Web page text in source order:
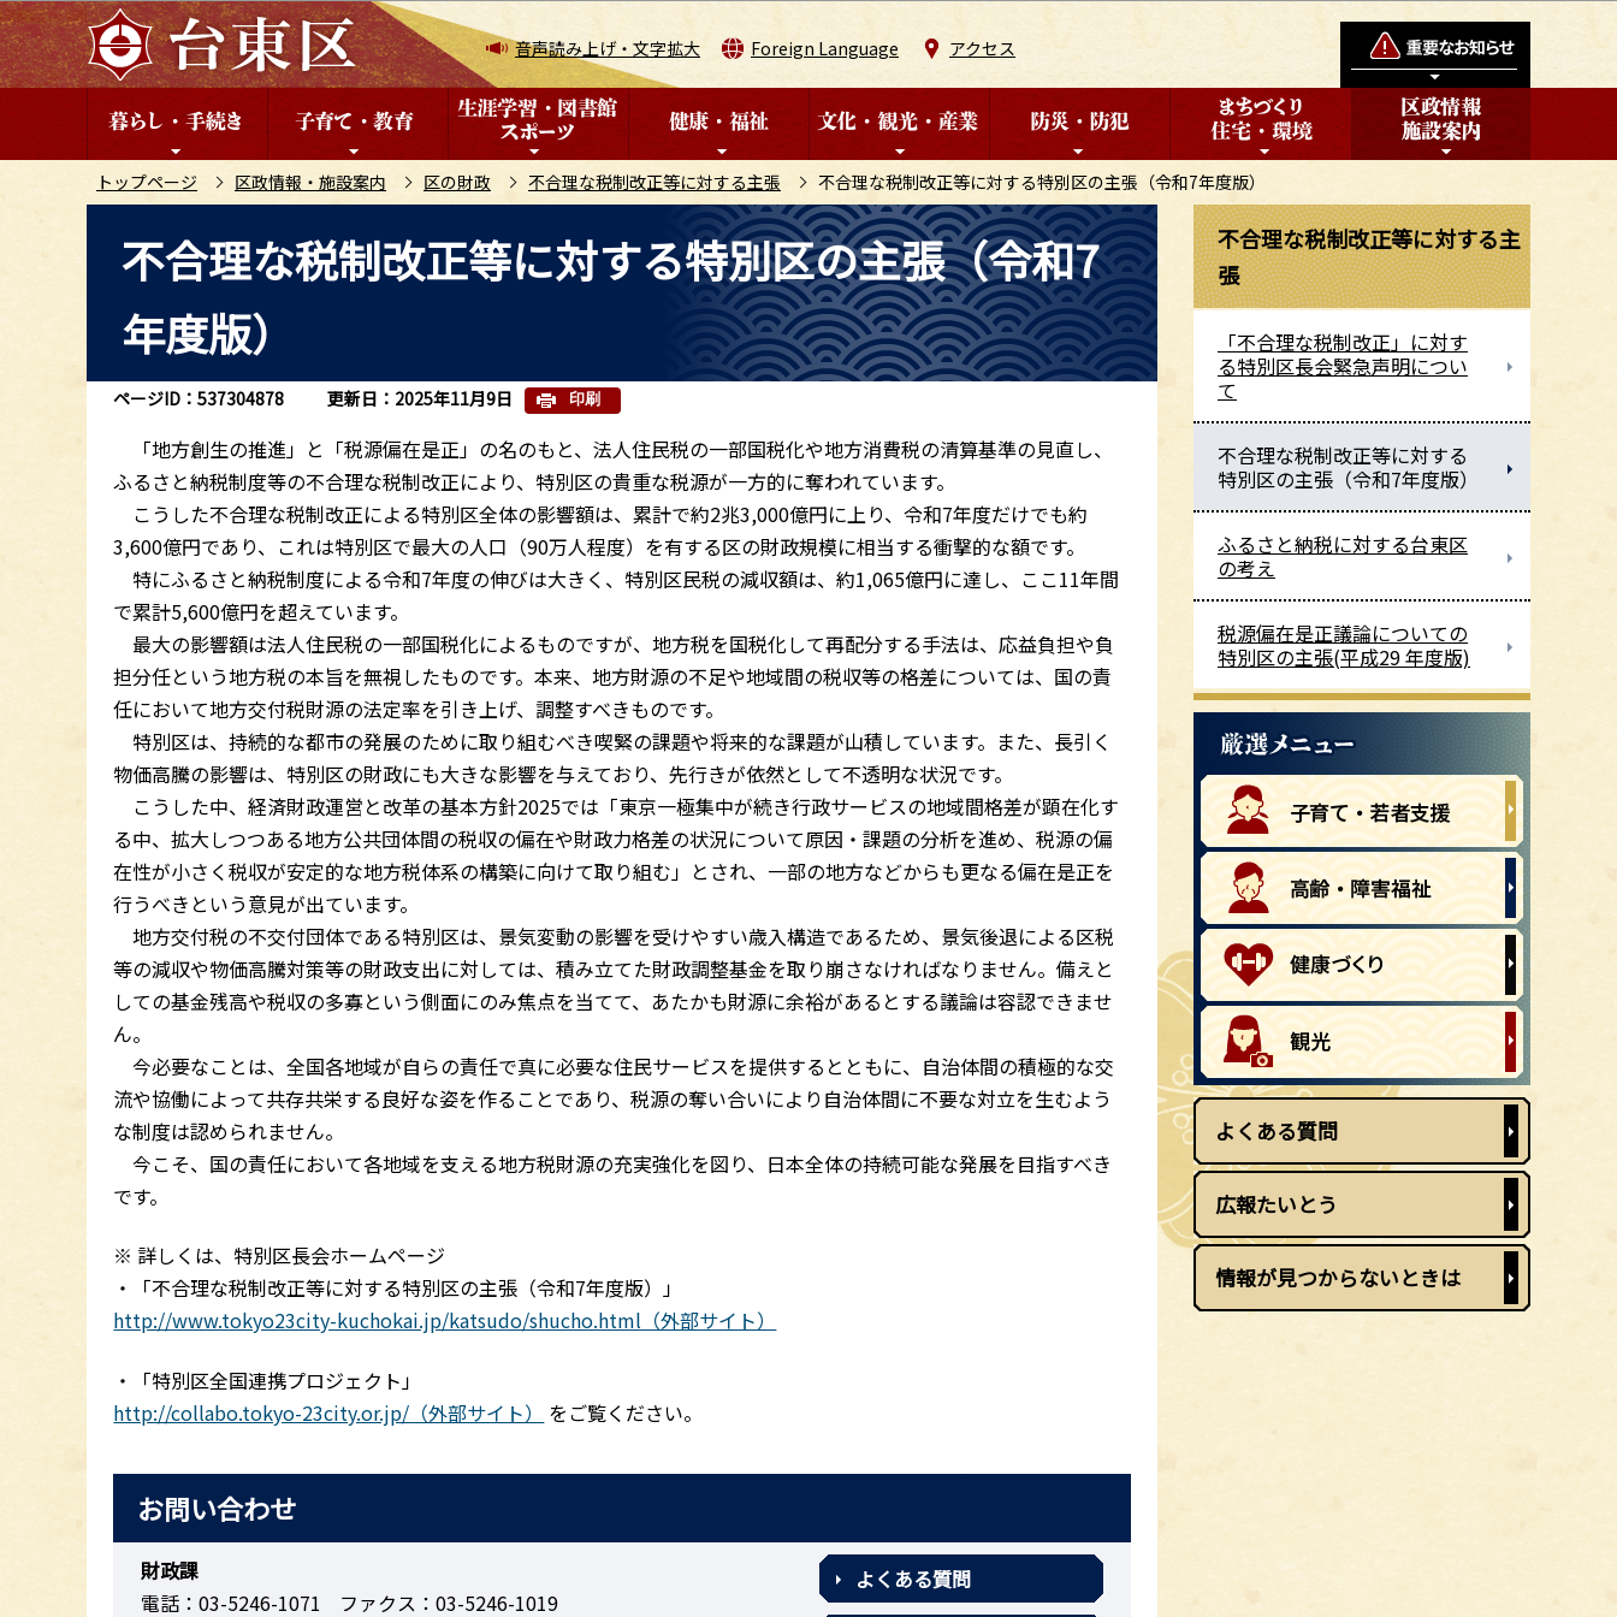
こ
の
ペ
音声読み上げ・文字拡大 Foreign Language アクセス
トップページ 区政情報・施設案内 区の財政 不合理な税制改正等に対する主張 不合理な税制改正等に対する特別区の主張（令和7年度版）
ら
不合理な税制改正等に対する特別区の主張（令和7
年度版）
ページID：537304878 更新日：2025年11月9日 印刷
「地方創生の推進」と「税源偏在是正」の名のもと、法人住民税の一部国税化や地方消費税の清算基準の見直し、
ふるさと納税制度等の不合理な税制改正により、特別区の貴重な税源が一方的に奪われています。
こうした不合理な税制改正による特別区全体の影響額は、累計で約2兆3,000億円に上り、令和7年度だけでも約
3,600億円であり、これは特別区で最大の人口（90万人程度）を有する区の財政規模に相当する衝撃的な額です。
特にふるさと納税制度による令和7年度の伸びは大きく、特別区民税の減収額は、約1,065億円に達し、ここ11年間
で累計5,600億円を超えています。
最大の影響額は法人住民税の一部国税化によるものですが、地方税を国税化して再配分する手法は、応益負担や負
担分任という地方税の本旨を無視したものです。本来、地方財源の不足や地域間の税収等の格差については、国の責
任において地方交付税財源の法定率を引き上げ、調整すべきものです。
特別区は、持続的な都市の発展のために取り組むべき喫緊の課題や将来的な課題が山積しています。また、長引く
物価高騰の影響は、特別区の財政にも大きな影響を与えており、先行きが依然として不透明な状況です。
こうした中、経済財政運営と改革の基本方針2025では「東京一極集中が続き行政サービスの地域間格差が顕在化す
る中、拡大しつつある地方公共団体間の税収の偏在や財政力格差の状況について原因・課題の分析を進め、税源の偏
在性が小さく税収が安定的な地方税体系の構築に向けて取り組む」とされ、一部の地方などからも更なる偏在是正を
行うべきという意見が出ています。
地方交付税の不交付団体である特別区は、景気変動の影響を受けやすい歳入構造であるため、景気後退による区税
等の減収や物価高騰対策等の財政支出に対しては、積み立てた財政調整基金を取り崩さなければなりません。備えと
しての基金残高や税収の多寡という側面にのみ焦点を当てて、あたかも財源に余裕があるとする議論は容認できませ
ん。
今必要なことは、全国各地域が自らの責任で真に必要な住民サービスを提供するとともに、自治体間の積極的な交
流や協働によって共存共栄する良好な姿を作ることであり、税源の奪い合いにより自治体間に不要な対立を生むよう
な制度は認められません。
今こそ、国の責任において各地域を支える地方税財源の充実強化を図り、日本全体の持続可能な発展を目指すべき
です。
※ 詳しくは、特別区長会ホームページ
・「不合理な税制改正等に対する特別区の主張（令和7年度版）」
http://www.tokyo23city-kuchokai.jp/katsudo/shucho.html（外部サイト）
・「特別区全国連携プロジェクト」
http://collabo.tokyo-23city.or.jp/（外部サイト）
をご覧ください。
お問い合わせ
財政課
電話：03-5246-1071
ファクス：03-5246-1019
よくある質問
不合理な税制改正等に対する主
張
「不合理な税制改正」に対す
る特別区長会緊急声明につい
て
不合理な税制改正等に対する
特別区の主張（令和7年度版）
ふるさと納税に対する台東区
の考え
税源偏在是正議論についての
特別区の主張(平成29 年度版)
よくある質問
広報たいとう
情報が見つからないときは